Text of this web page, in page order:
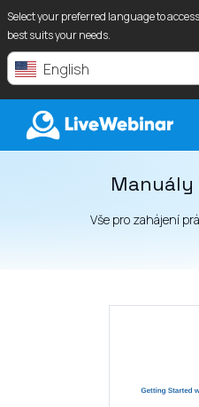
Select your preferred language to
best suits your needs.
English
LIVEWEBINAR.COM
Manuály
Vše pro zahájení